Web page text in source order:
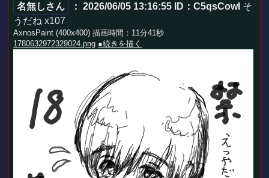
名無しさん ： 2026/06/05 13:16:55 ID：C5qsCowI そ
うだね x107
AxnosPaint (400x400) 描画時間：11分41秒
1780632972329024.png ●続きを描く